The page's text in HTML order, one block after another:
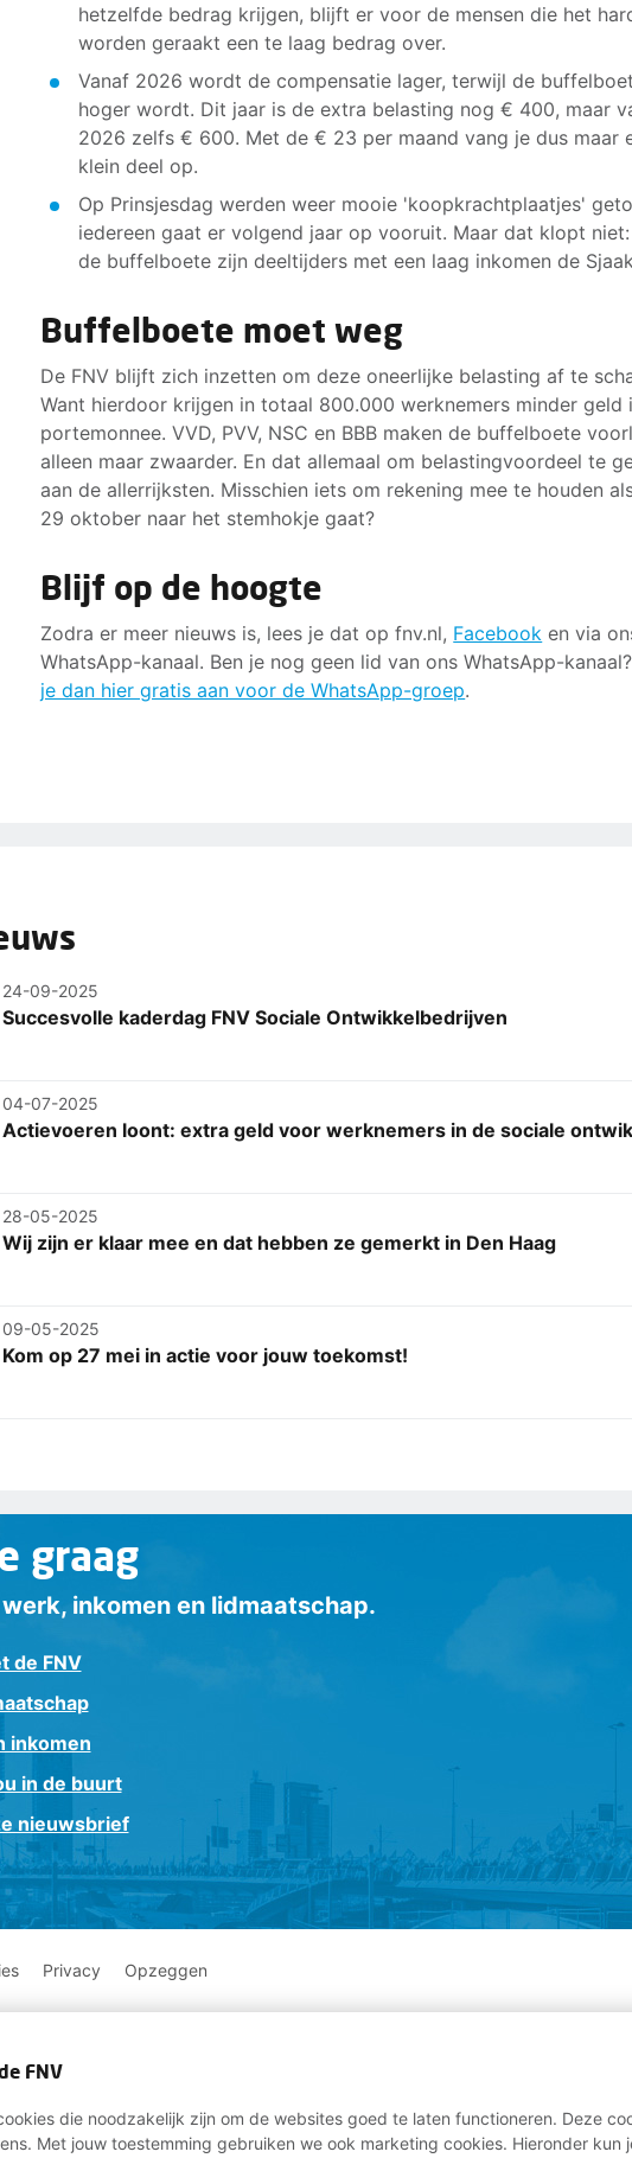
hetzelfde bedrag krijgen, blijft er voor de mensen die het
worden geraakt een te laag bedrag over.
Vanaf 2026 wordt de compensatie lager, terwijl de
hoger wordt. Dit jaar is de extra belasting nog € 400, maar
2026 zelfs € 600. Met de € 23 per maand vang je dus maar
klein deel op.
Op Prinsjesdag werden weer mooie 'koopkrachtplaatjes'
iedereen gaat er volgend jaar op vooruit. Maar dat klopt
de buffelboete zijn deeltijders met een laag inkomen de
Buffelboete moet weg
De FNV blijft zich inzetten om deze oneerlijke belasting af te
Want hierdoor krijgen in totaal 800.000 werknemers minder geld
portemonnee. VVD, PVV, NSC en BBB maken de buffelboete
alleen maar zwaarder. En dat allemaal om belastingvoordeel te
aan de allerrijksten. Misschien iets om rekening mee te houden
29 oktober naar het stemhokje gaat?
Blijf op de hoogte
Zodra er meer nieuws is, lees je dat op fnv.nl, Facebook en via
WhatsApp-kanaal. Ben je nog geen lid van ons WhatsApp-kanaal?
je dan hier gratis aan voor de WhatsApp-groep.
24-09-2025
Succesvolle kaderdag FNV Sociale Ontwikkelbedrijven
04-07-2025
Actievoeren loont: extra geld voor werknemers in de sociale
28-05-2025
Wij zijn er klaar mee en dat hebben ze gemerkt in Den Haag
09-05-2025
Kom op 27 mei in actie voor jouw toekomst!
graag
inkomen en lidmaatschap.
de FNV
inkomen
in de buurt
nieuwsbrief
Privacy Opzeggen
FNV
die noodzakelijk zijn om de websites goed te laten functioneren. Deze
Met jouw toestemming gebruiken we ook marketing cookies. Hieronder